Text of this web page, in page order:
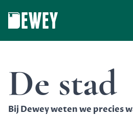
De stad
Bij Dewey weten we precies